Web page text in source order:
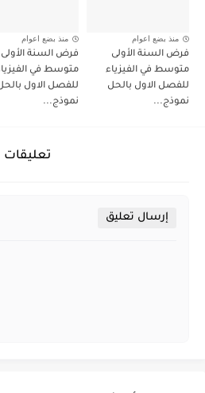
منذ بضع اعوام
فرض السنة الأولى
متوسط في الفيزياء
للفصل الاول بالحل
نموذج...
منذ بضع اعوام
فرض السنة الأولى
متوسط في
للفصل الاول
نموذج...
تعليقات
إرسال تعليق